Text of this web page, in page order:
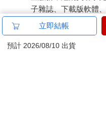
子雜誌、下載版軟體
已拆封之個人衛生用
刀…等）
若非上列種類商品，均享
立即結帳
預計 2026/08/10 出貨